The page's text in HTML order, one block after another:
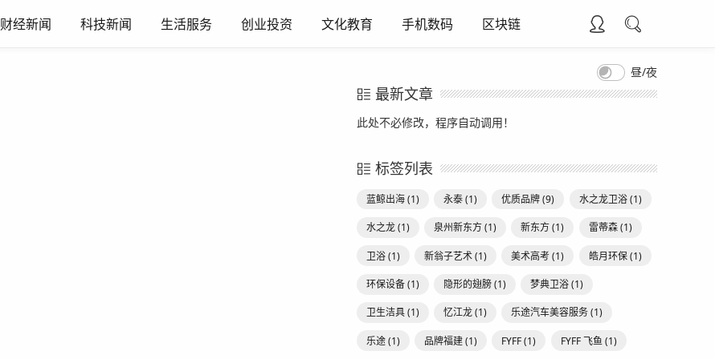
财经新闻 科技新闻 生活服务 创业投资 文化教育 手机数码 区块链
昼/夜
最新文章
此处不必修改，程序自动调用！
标签列表
蓝鲸出海(1) 永泰(1) 优质品牌(9) 水之龙卫浴(1)
水之龙(1) 泉州新东方(1) 新东方(1) 雷蒂森(1)
卫浴(1) 新翁子艺术(1) 美术高考(1) 皓月环保(1)
环保设备(1) 隐形的翅膀(1) 梦典卫浴(1)
卫生洁具(1) 忆江龙(1) 乐途汽车美容服务(1)
乐途(1) 品牌福建(1) FYFF(1) FYFF 飞鱼(1)